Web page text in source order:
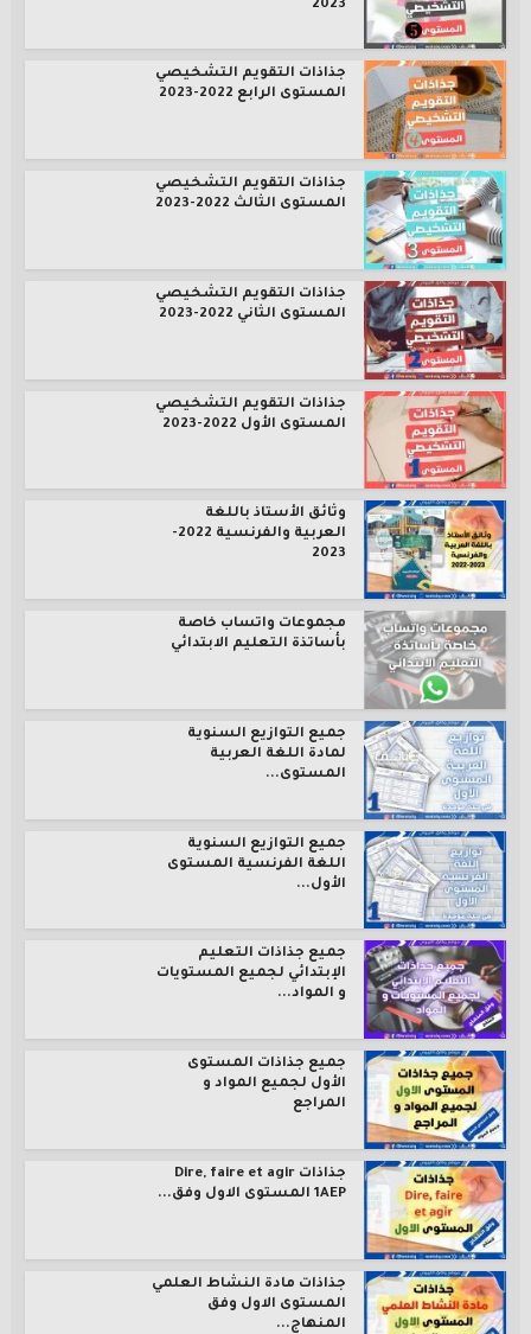
2023
جذاذات التقويم التشخيصي
المستوى الرابع 2022-2023
جذاذات التقويم التشخيصي
المستوى الثالث 2022-2023
جذاذات التقويم التشخيصي
المستوى الثاني 2022-2023
جذاذات التقويم التشخيصي
المستوى الأول 2022-2023
وثائق الأستاذ باللغة
العربية والفرنسية 2022-
2023
مجموعات واتساب خاصة
بأساتذة التعليم الابتدائي
جميع التوازيع السنوية
لمادة اللغة العربية
المستوى...
جميع التوازيع السنوية
اللغة الفرنسية المستوى
الأول...
جميع جذاذات التعليم
الإبتدائي لجميع المستويات
و المواد...
جميع جذاذات المستوى
الأول لجميع المواد و
المراجع
جذاذات Dire, faire et agir
1AEP المستوى الاول وفق...
جذاذات مادة النشاط العلمي
المستوى الاول وفق
المنهاج...